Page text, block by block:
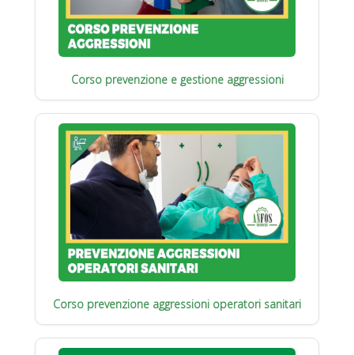
Corso prevenzione e gestione aggressioni
Corso prevenzione aggressioni operatori sanitari